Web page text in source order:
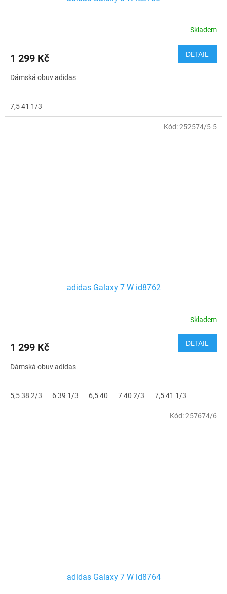
je
z
Skladem
1 299 Kč DETAIL
Dámská obuv adidas
7,5 41 1/3
adidas Galaxy 7 W id8762
Skladem
1 299 Kč DETAIL
Dámská obuv adidas
5,5 38 2/3 6 39 1/3 6,5 40 7 40 2/3 7,5 41 1/3
Kód:252574/5-5
adidas Galaxy 7 W id8764
Kód:257674/6